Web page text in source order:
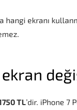
ekranı
TL’dir. iPhone 7